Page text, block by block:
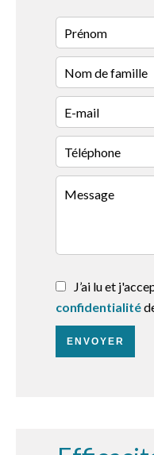
J’ai lu et
confidentialité
ENVOYER